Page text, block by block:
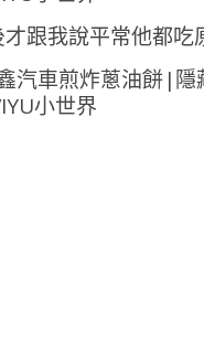
跟我說平常他都